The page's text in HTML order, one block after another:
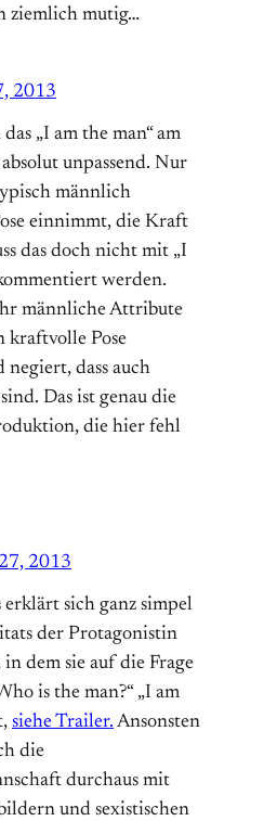
ziemlich mutig…
2013
„I am the man“ am
unpassend. Nur
männlich
einnimmt, die Kraft
das doch nicht mit „I
werden.
männliche Attribute
kraftvolle Pose
dass auch
Das ist genau die
die hier fehl
2013
erklärt sich ganz simpel
der Protagonistin
in dem sie auf die Frage
is the man?“ „I am
siehe Trailer. Ansonsten
die
durchaus mit
und sexistischen